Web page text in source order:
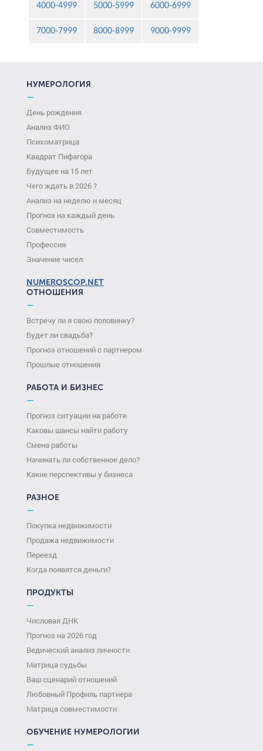
4000-4999 5000-5999 6000-6999
7000-7999 8000-8999 9000-9999
НУМЕРОЛОГИЯ
—
День рождения
Анализ ФИО
Психоматрица
Квадрат Пифагора
Будущее на 15 лет
Чего ждать в 2026 ?
Анализ на неделю и месяц
Прогноз на каждый день
Совместимость
Профессия
Значение чисел
NUMEROSCOP.NET
ОТНОШЕНИЯ
—
Встречу ли я свою половинку?
Будет ли свадьба?
Прогноз отношений с партнером
Прошлые отношения
РАБОТА И БИЗНЕС
—
Прогноз ситуации на работе
Каковы шансы найти работу
Смена работы
Начинать ли собственное дело?
Какие перспективы у бизнеса
РАЗНОЕ
—
Покупка недвижимости
Продажа недвижимости
Переезд
Когда появятся деньги?
ПРОДУКТЫ
—
Числовая ДНК
Прогноз на 2026 год
Ведический анализ личности
Матрица судьбы
Ваш сценарий отношений
Любовный Профиль партнера
Матрица совместимости
ОБУЧЕНИЕ НУМЕРОЛОГИИ
—